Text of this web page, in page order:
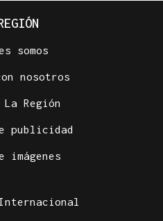
somos
nosotros
La Región
publicidad
imágenes